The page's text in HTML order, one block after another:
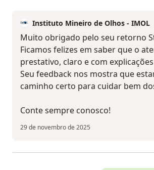
Instituto Mineiro de Olhos - IMOL
Muito obrigado pelo seu retorno
Ficamos felizes em saber que o
prestativo, claro e com
Seu feedback nos mostra que
caminho certo para cuidar bem
Conte sempre conosco!
29 de novembro de 2025